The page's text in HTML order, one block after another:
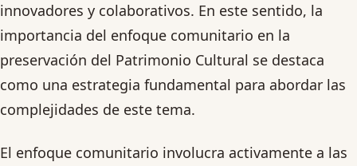
innovadores y colaborativos. En este sentido, la
importancia del enfoque comunitario en la
preservación del Patrimonio Cultural se destaca
como una estrategia fundamental para abordar las
complejidades de este tema.
El enfoque comunitario involucra activamente a las